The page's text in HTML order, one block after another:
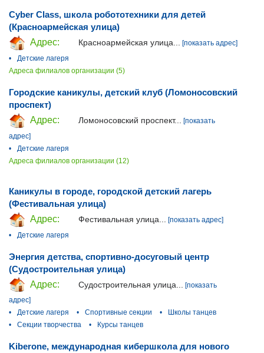
Cyber Class, школа робототехники для детей
(Красноармейская улица)
Адрес:
Красноармейская улица... [показать адрес]
•
Детские лагеря
Адреса филиалов организации (5)
Городские каникулы, детский клуб (Ломоносовский
проспект)
Адрес:
Ломоносовский проспект...
[показать
адрес]
•
Детские лагеря
Адреса филиалов организации (12)
Каникулы в городе, городской детский лагерь
(Фестивальная улица)
Адрес:
Фестивальная улица...
[показать адрес]
•
Детские лагеря
Энергия детства, спортивно-досуговый центр
(Судостроительная улица)
Адрес:
Судостроительная улица...
[показать
адрес]
•
Детские лагеря • Спортивные секции •
Школы танцев
•
Секции творчества • Курсы танцев
Kiberone, международная кибершкола для нового